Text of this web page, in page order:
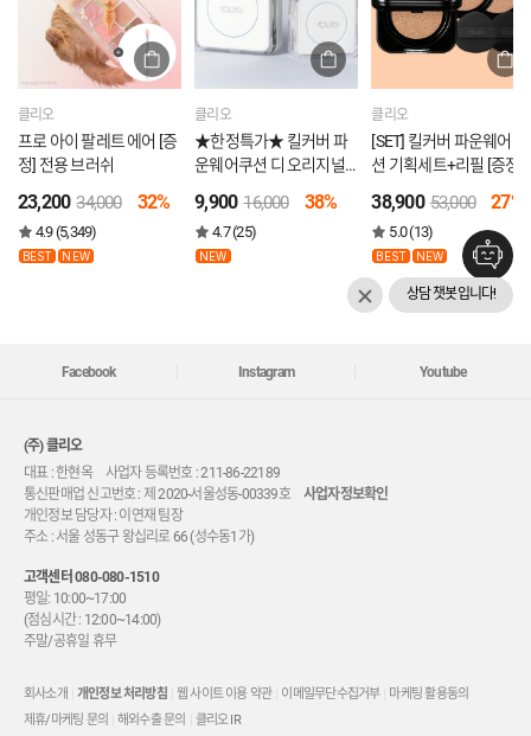
클리오
프로 아이 팔레트 에어 [증
정] 전용 브러쉬
23,200 34,000 32%
4.9 (5,349)
BEST NEW
클리오
★한정특가★ 킬커버 파
운웨어쿠션 디 오리지널
9,900 16,000 38%
4.7 (25)
NEW
클리오
[SET] 킬커버 파운웨어 쿠
션 기획세트+리필 [증정]
+쇼핑백
38,900 53,000 27%
5.0 (13)
BEST NEW
Facebook Instagram Youtube
(주) 클리오
대표 : 한현옥 사업자 등록번호 : 211-86-22189
통신판매업 신고번호 : 제 2020-서울성동-00339호사업자정보확인
개인정보 담당자 : 이연재 팀장
주소 : 서울 성동구 왕십리로 66 (성수동1가)
고객센터080-080-1510
평일: 10:00~17:00
(점심시간 : 12:00~14:00)
주말/공휴일 휴무
회사소개 개인정보 처리방침 웹 사이트 이용 약관 이메일무단수집거부
마케팅 활용동의
제휴/마케팅 문의
해외수출 문의 클리오 IR
상담 챗봇입니다!